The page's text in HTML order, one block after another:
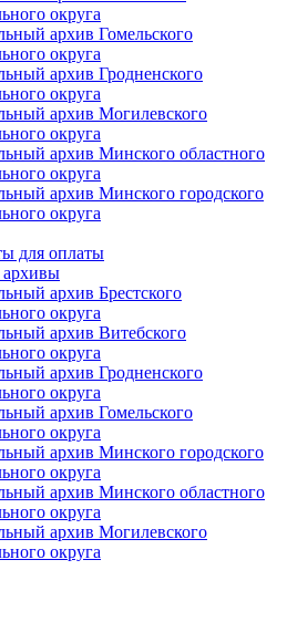
округа
архив Гомельского
округа
архив Гродненского
округа
архив Могилевского
округа
архив Минского областного
округа
архив Минского городского
округа
для оплаты
архивы
архив Брестского
округа
архив Витебского
округа
архив Гродненского
округа
архив Гомельского
округа
архив Минского городского
округа
архив Минского областного
округа
архив Могилевского
округа